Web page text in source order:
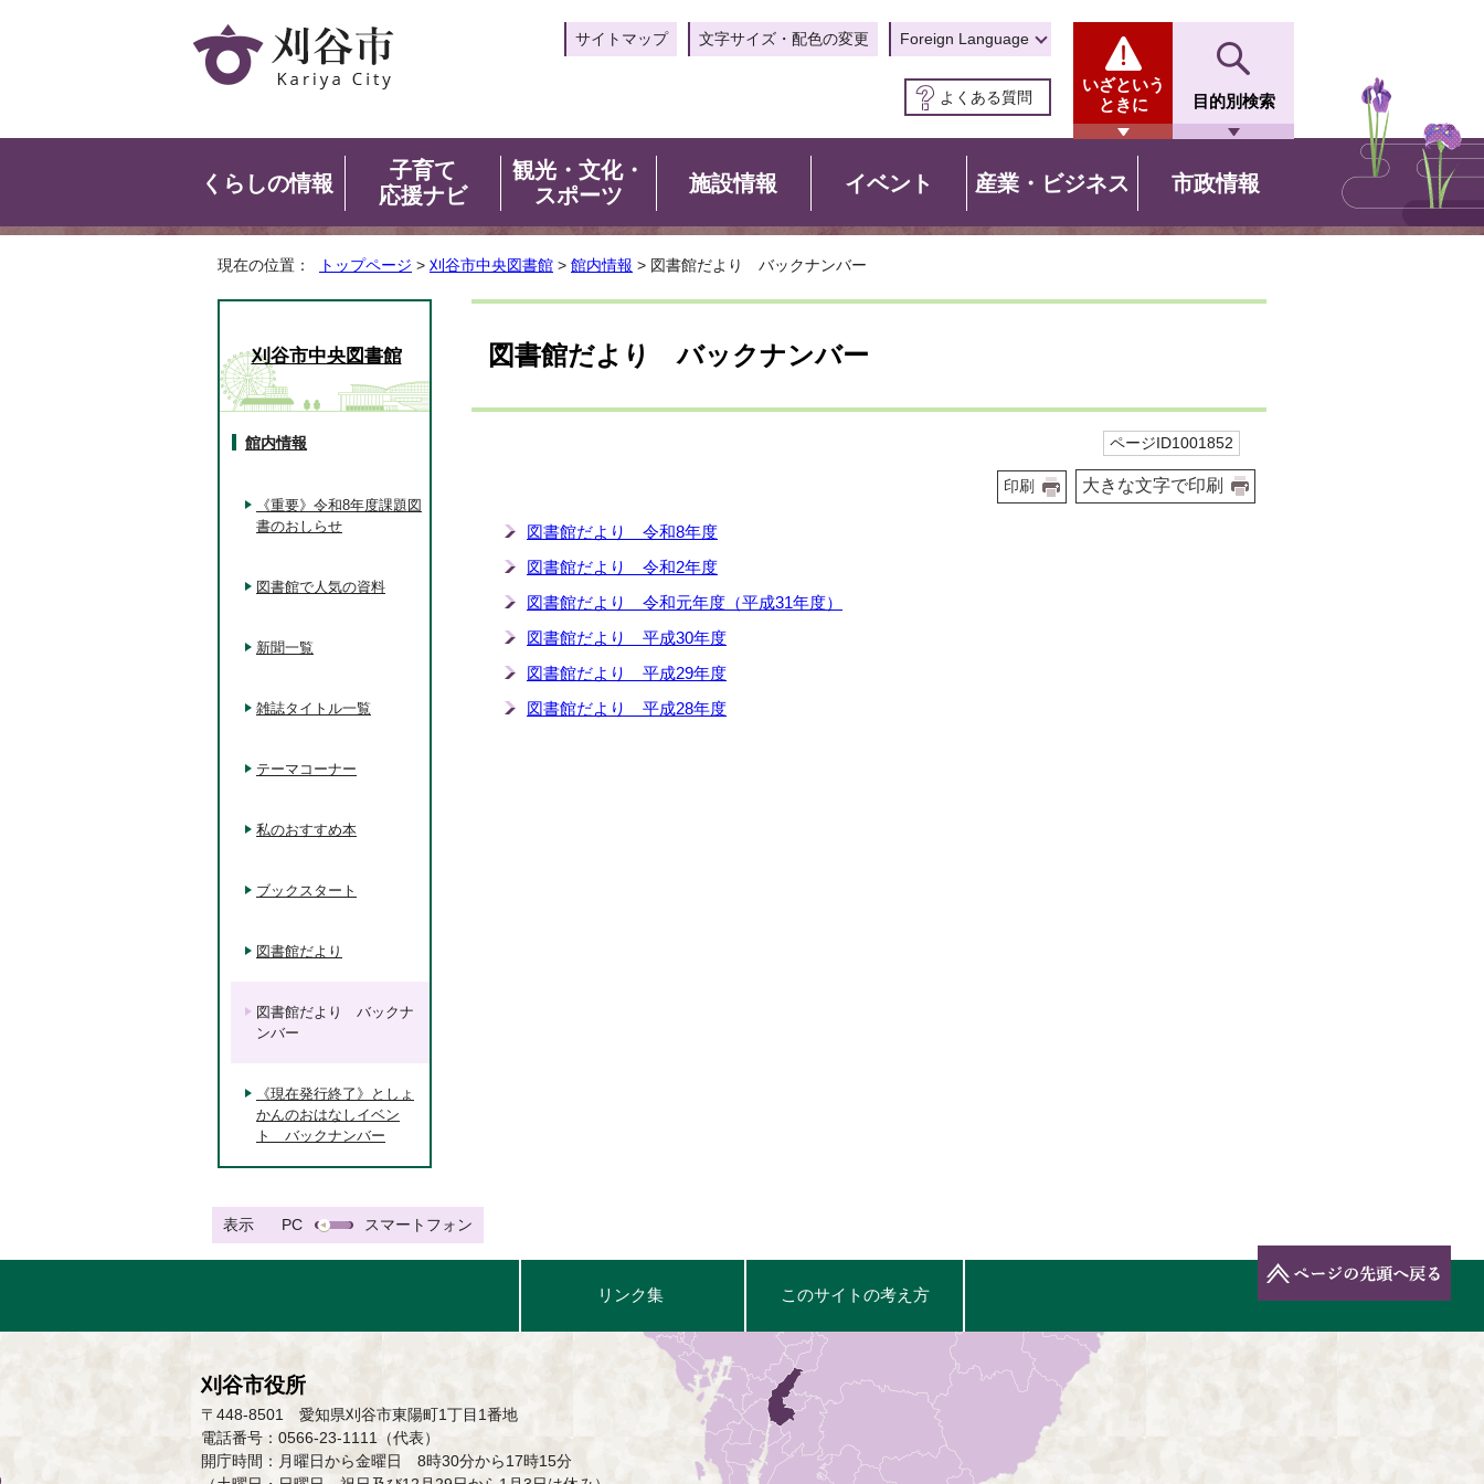
サイトマップ 文字サイズ・配色の変更 Foreign Language
よくある質問
いざという
ときに
目的別検索
くらしの情報
子育て
応援ナビ
観光・文化・
スポーツ
施設情報 イベント 産業・ビジネス 市政情報
現在の位置： トップページ > 刈谷市中央図書館 > 館内情報 > 図書館だより バックナンバー
図書館だより バックナンバー
ページID1001852
印刷 大きな文字で印刷
図書館だより 令和8年度
図書館だより 令和2年度
図書館だより 令和元年度（平成31年度）
図書館だより 平成30年度
図書館だより 平成29年度
図書館だより 平成28年度
刈谷市中央図書館
館内情報
《重要》令和8年度課題図
書のおしらせ
図書館で人気の資料
新聞一覧
雑誌タイトル一覧
テーマコーナー
私のおすすめ本
ブックスタート
図書館だより
図書館だより バックナ
ンバー
《現在発行終了》としょ
かんのおはなしイベン
ト バックナンバー
表示 PC スマートフォン
リンク集 このサイトの考え方
刈谷市役所
〒448-8501 愛知県刈谷市東陽町1丁目1番地
電話番号：0566-23-1111（代表）
開庁時間：月曜日から金曜日 8時30分から17時15分